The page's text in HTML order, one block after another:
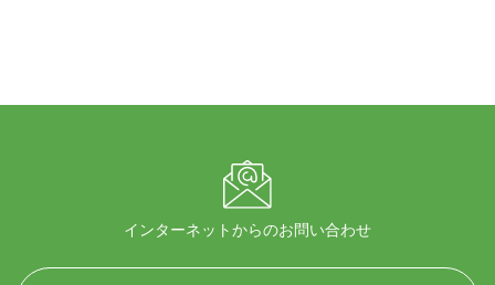
インターネットからのお問い合わせ